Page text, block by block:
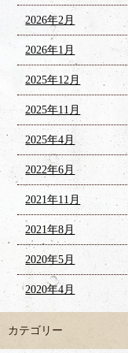
2026年2月
2026年1月
2025年12月
2025年11月
2025年4月
2022年6月
2021年11月
2021年8月
2020年5月
2020年4月
カテゴリー